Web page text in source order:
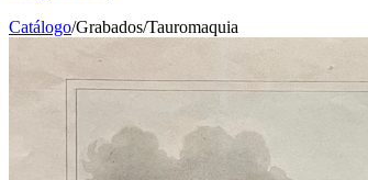
Catálogo/Grabados/Tauromaquia